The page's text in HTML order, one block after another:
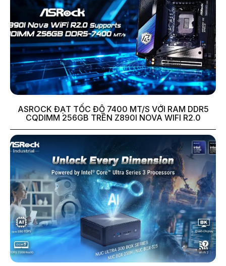
ASROCK ĐẠT TỐC ĐỘ 7400 MT/S VỚI RAM DDR5
CQDIMM 256GB TRÊN Z890I NOVA WIFI R2.0